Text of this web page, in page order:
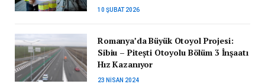
10 ŞUBAT 2026
Romanya’da Büyük Otoyol Projesi:
Sibiu – Pitești Otoyolu Bölüm 3 İnşaatı
Hız Kazanıyor
23 NISAN 2024